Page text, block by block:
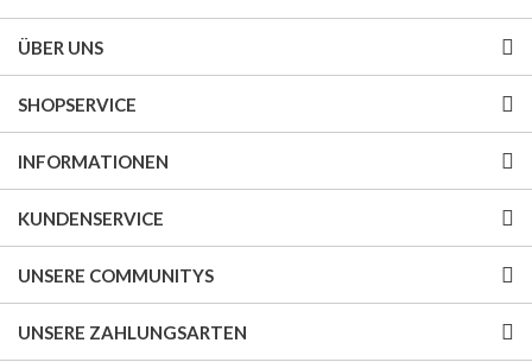
ÜBER UNS
SHOPSERVICE
INFORMATIONEN
KUNDENSERVICE
UNSERE COMMUNITYS
UNSERE ZAHLUNGSARTEN